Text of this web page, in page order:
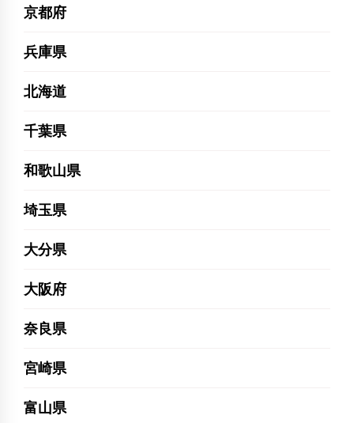
京都府
兵庫県
北海道
千葉県
和歌山県
埼玉県
大分県
大阪府
奈良県
宮崎県
富山県